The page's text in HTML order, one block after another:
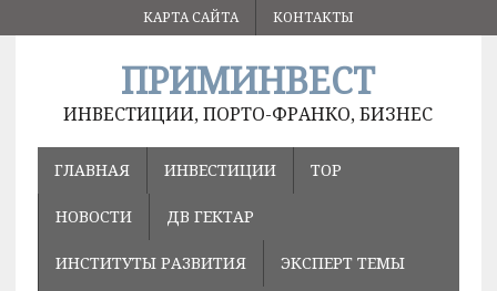
КАРТА САЙТА КОНТАКТЫ
ПРИМИНВЕСТ
ИНВЕСТИЦИИ, ПОРТО-ФРАНКО, БИЗНЕС
ГЛАВНАЯ ИНВЕСТИЦИИ ТОР
НОВОСТИ ДВ ГЕКТАР
ИНСТИТУТЫ РАЗВИТИЯ ЭКСПЕРТ ТЕМЫ